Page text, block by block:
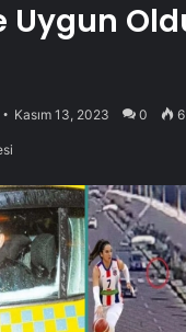
Uygun
Kasım 13, 2023 0 6